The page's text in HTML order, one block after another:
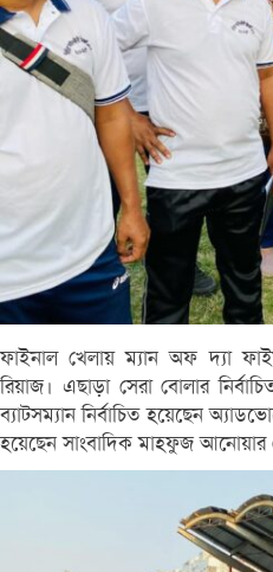
ফাইনাল খেলায় ম্যান অফ দ্যা
রিয়াজ। এছাড়া সেরা বোলার
ব্যাটসম্যান নির্বাচিত হয়েছেন
হয়েছেন সাংবাদিক মাহফুজ